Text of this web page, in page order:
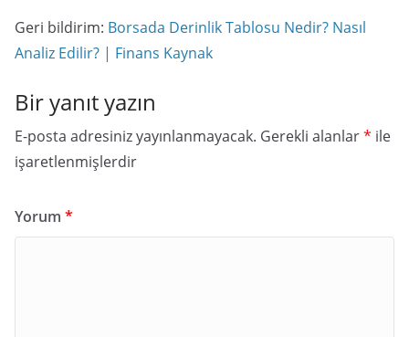
Geri bildirim: Borsada Derinlik Tablosu Nedir? Nasıl
Analiz Edilir? | Finans Kaynak
Bir yanıt yazın
E-posta adresiniz yayınlanmayacak. Gerekli alanlar* ile
işaretlenmişlerdir
Yorum *